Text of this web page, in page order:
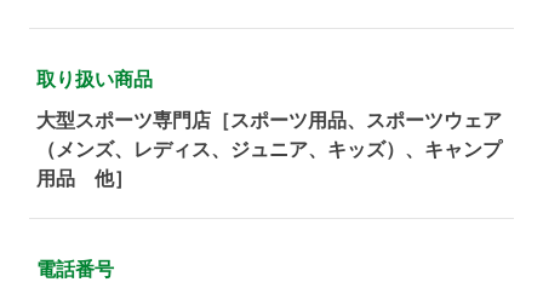
取り扱い商品
大型スポーツ専門店［スポーツ用品、スポーツウェア
（メンズ、レディス、ジュニア、キッズ）、キャンプ
用品 他］
電話番号